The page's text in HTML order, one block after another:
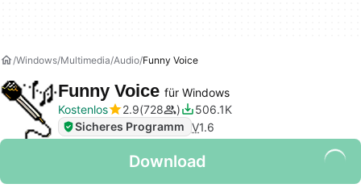
Windows Multimedia Audio Funny Voice
Funny Voice für Windows
Kostenlos
2.9 728
506.1K
Sicheres Programm V1.6
Download